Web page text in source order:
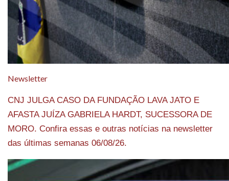
Newsletter
CNJ JULGA CASO DA FUNDAÇÃO LAVA JATO E
AFASTA JUÍZA GABRIELA HARDT, SUCESSORA DE
MORO. Confira essas e outras notícias na newsletter
das últimas semanas 06/08/26.